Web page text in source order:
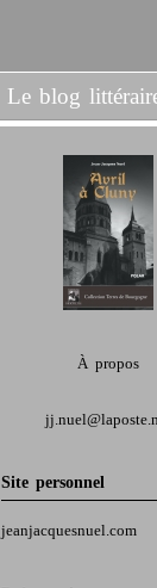
Le blog
À propos
Site personnel
jeanjacquesnuel.com